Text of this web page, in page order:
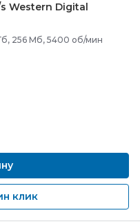
s Western Digital
256 Мб, 5400 об/мин
клик